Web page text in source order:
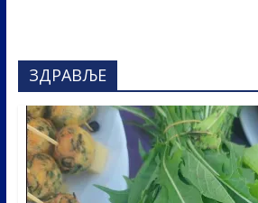
ЗДРАВЉЕ